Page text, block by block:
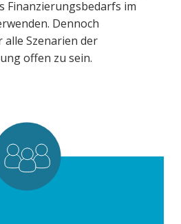
Finanzierungsbedarfs im
Dennoch
Szenarien der
offen zu sein.